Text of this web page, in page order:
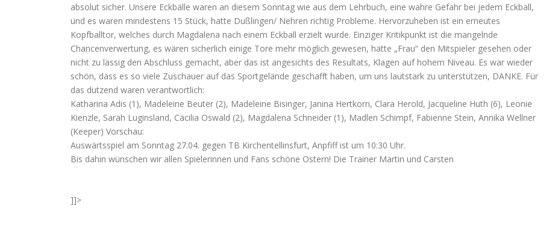
absolut sicher. Unsere Eckbälle waren an diesem Sonntag wie aus dem Lehrbuch, eine wahre Gefahr bei jedem Eckball,
und es waren mindestens 15 Stück, hatte Dußlingen/ Nehren richtig Probleme. Hervorzuheben ist ein erneutes
Kopfballtor, welches durch Magdalena nach einem Eckball erzielt wurde. Einziger Kritikpunkt ist die mangelnde
Chancenverwertung, es wären sicherlich einige Tore mehr möglich gewesen, hätte „Frau“ den Mitspieler gesehen oder
nicht zu lässig den Abschluss gemacht, aber das ist angesichts des Resultats, Klagen auf hohem Niveau. Es war wieder
schön, dass es so viele Zuschauer auf das Sportgelände geschafft haben, um uns lautstark zu unterstützen, DANKE. Für
das dutzend waren verantwortlich:
Katharina Adis (1), Madeleine Beuter (2), Madeleine Bisinger, Janina Hertkorn, Clara Herold, Jacqueline Huth (6), Leonie
Kienzle, Sarah Luginsland, Cäcilia Oswald (2), Magdalena Schneider (1), Madlen Schimpf, Fabienne Stein, Annika Wellner
(Keeper) Vorschau:
Auswärtsspiel am Sonntag 27.04. gegen TB Kirchentellinsfurt, Anpfiff ist um 10:30 Uhr.
Bis dahin wünschen wir allen Spielerinnen und Fans schöne Ostern! Die Trainer Martin und Carsten
]]>